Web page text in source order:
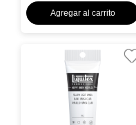
Agregar al carrito